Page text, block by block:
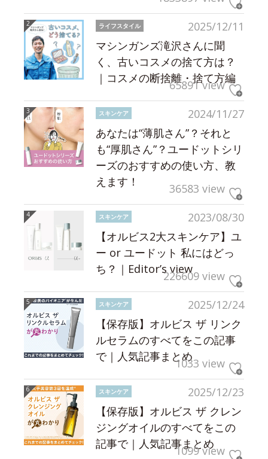
2025/12/11
ライフスタイル
マシンガンズ滝沢さんに聞
く、古いコスメの捨て方は？
｜コスメの断捨離・捨て方編
65891 view
2024/11/27
スキンケア
あなたは“薄肌さん”？それと
も“厚肌さん”？ユードットシリ
ーズのおすすめの使い方、教
えます！
36583 view
2023/08/30
スキンケア
【オルビス2大スキンケア】ユ
ー or ユードット 私にはどっ
ち？｜Editor’s view226609 view
2025/12/24
スキンケア
【保存版】オルビス ザ リンク
ルセラムのすべてをこの記事
で｜人気記事まとめ1033 view
2025/12/23
スキンケア
【保存版】オルビス ザ クレン
ジングオイルのすべてをこの
記事で｜人気記事まとめ
1099 view